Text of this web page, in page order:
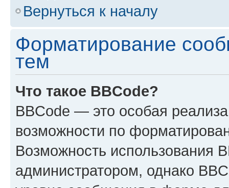
Вернуться к началу
Форматирование
тем
Что такое BBCode?
BBCode — это особая
возможности по
Возможность использования
администратором, однако